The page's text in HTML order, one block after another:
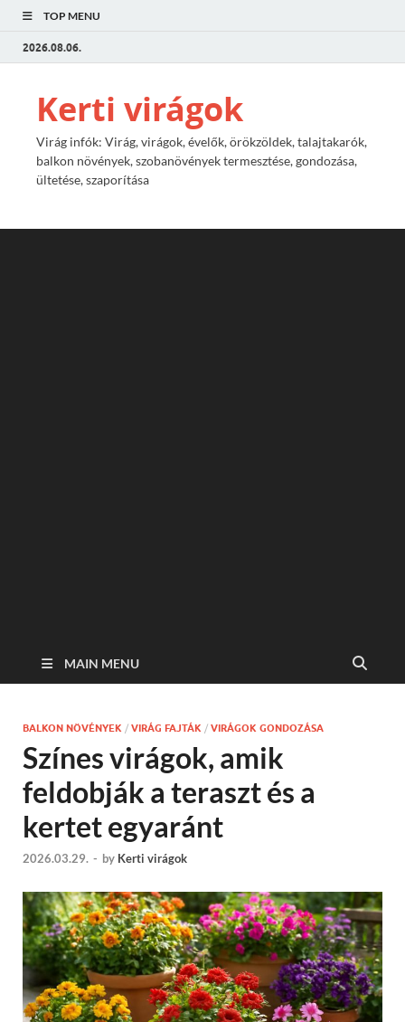
TOP MENU
2026.08.06.
Kerti virágok
Virág infók: Virág, virágok, évelők, örökzöldek, talajtakarók,
balkon növények, szobanövények termesztése, gondozása,
ültetése, szaporítása
MAIN MENU
BALKON NÖVÉNYEK / VIRÁG FAJTÁK / VIRÁGOK GONDOZÁSA
Színes virágok, amik
feldobják a teraszt és a
kertet egyaránt
2026.03.29. - by Kerti virágok